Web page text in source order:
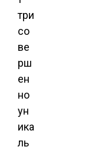
три
со
ве
рш
ен
но
ун
ика
ль